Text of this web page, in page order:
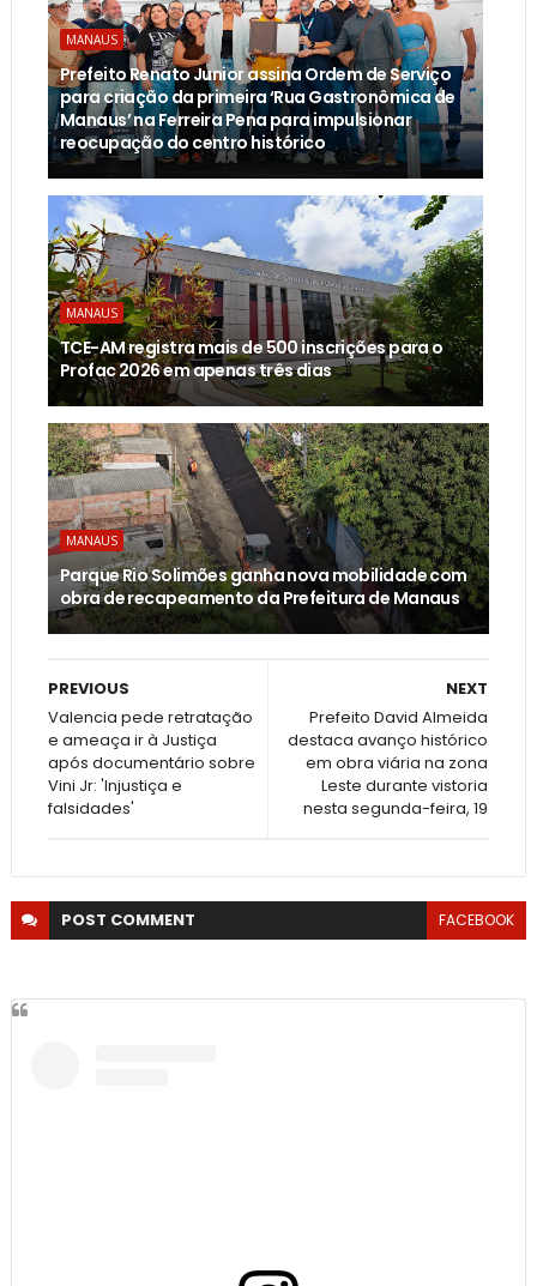
MANAUS
Prefeito Renato Junior assina Ordem de Serviço
para criação da primeira ‘Rua Gastronômica de
Manaus’ na Ferreira Pena para impulsionar
reocupação do centro histórico
MANAUS
TCE-AM registra mais de 500 inscrições para o
Profac 2026 em apenas três dias
MANAUS
Parque Rio Solimões ganha nova mobilidade com
obra de recapeamento da Prefeitura de Manaus
NEXT
Prefeito David Almeida
destaca avanço histórico
em obra viária na zona
Leste durante vistoria
nesta segunda-feira, 19
PREVIOUS
Valencia pede retratação
e ameaça ir à Justiça
após documentário sobre
Vini Jr: 'Injustiça e
falsidades'
POST COMMENT FACEBOOK